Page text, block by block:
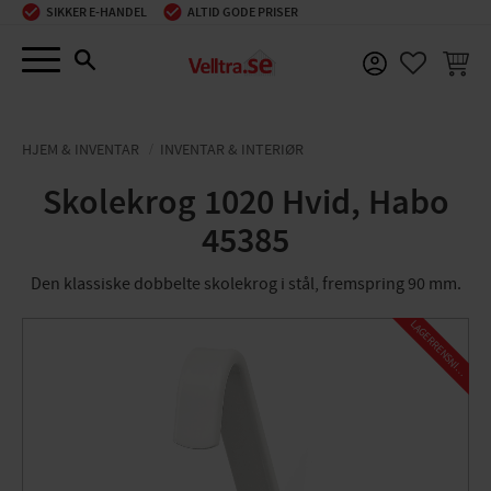
Menu
SIKKER E-HANDEL ALTID GODE PRISER
HJEM & INVENTAR INVENTAR & INTERIØR
Skolekrog 1020 Hvid, Habo
45385
Den klassiske dobbelte skolekrog i stål, fremspring 90 mm.
L
A
G
E
R
R
E
N
S
N
I
N
G